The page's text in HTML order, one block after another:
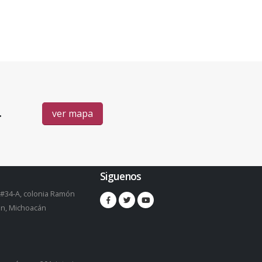
ver mapa
A, colonia Ramón
Michoacán
Siguenos